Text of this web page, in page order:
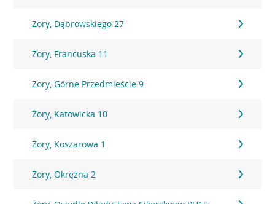
Żory, Dąbrowskiego 27
Żory, Francuska 11
Żory, Górne Przedmieście 9
Żory, Katowicka 10
Żory, Koszarowa 1
Żory, Okrężna 2